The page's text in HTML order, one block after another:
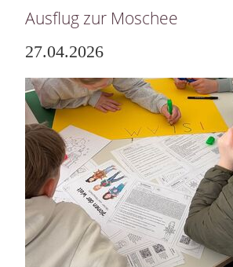
Ausflug zur Moschee
27.04.2026